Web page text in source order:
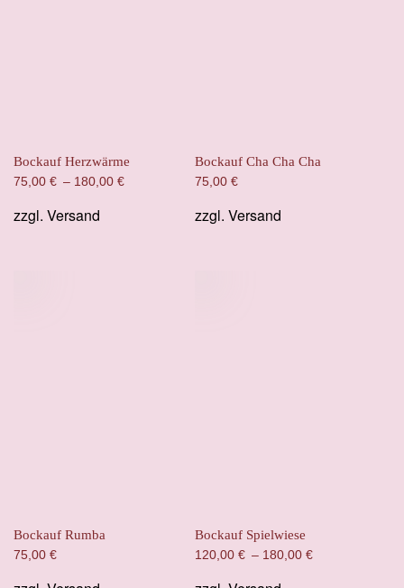
Bockauf Herzwärme
75,00 € – 180,00 €
zzgl. Versand
Bockauf Cha Cha Cha
75,00 €
zzgl. Versand
Bockauf Rumba
75,00 €
Bockauf Spielwiese
120,00 € – 180,00 €